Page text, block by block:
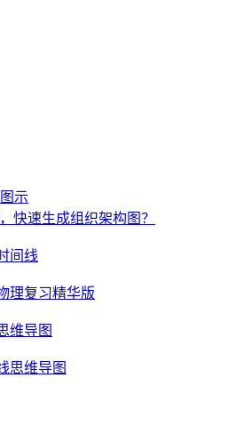
快速生成组织架构图？
间线
理复习精华版
维导图
思维导图